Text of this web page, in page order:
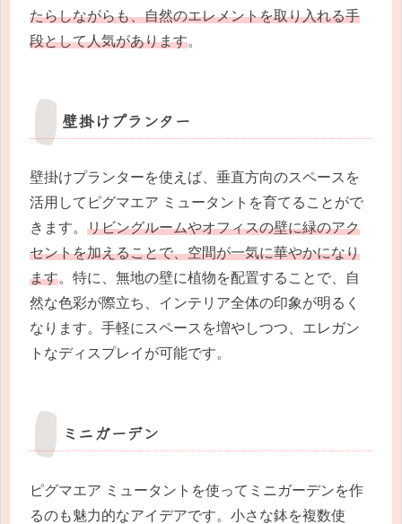
たらしながらも、自然のエレメントを取り入れる手
段として人気があります。
壁掛けプランター
壁掛けプランターを使えば、垂直方向のスペースを
活用してピグマエア ミュータントを育てることがで
きます。 リビングルームやオフィスの壁に緑のアク
セントを加えることで、空間が一気に華やかになり
ます。特に、無地の壁に植物を配置することで、自
然な色彩が際立ち、インテリア全体の印象が明るく
なります。手軽にスペースを増やしつつ、エレガン
トなディスプレイが可能です。
ミニガーデン
ピグマエア ミュータントを使ってミニガーデンを作
るのも魅力的なアイデアです。小さな鉢を複数使